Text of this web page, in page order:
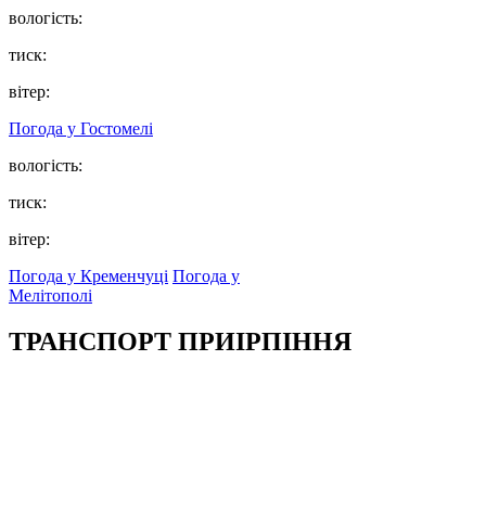
вологість:
тиск:
вітер:
Погода у Гостомелі
вологість:
тиск:
вітер:
Погода у Кременчуці Погода у
Мелітополі
ТРАНСПОРТ ПРИІРПІННЯ